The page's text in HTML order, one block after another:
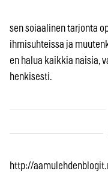
sen soiaalinen tarjonta
ihmisuhteissa ja
en halua kaikkia naisia,
henkisesti.
http://